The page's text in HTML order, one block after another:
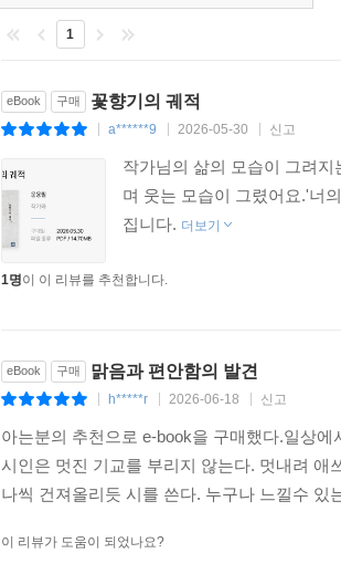
1
eBook 구매 꽃향기의 궤적
a******9 2026-05-30 신고
작가님의 삶의 모습이 그려
며 웃는 모습이 그렸어요.'너
집니다. 더보기
1명이 이 리뷰를 추천합니다.
eBook 구매 맑음과 편안함의 발견
h*****r 2026-06-18 신고
아는분의 추천으로 e-book을 구매했다.일상
시인은 멋진 기교를 부리지 않는다. 멋내려 애
나씩 건져올리듯 시를 쓴다. 누구나 느낄수
이 리뷰가 도움이 되었나요?